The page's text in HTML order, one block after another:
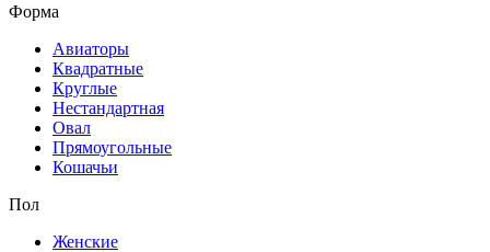
Форма
Авиаторы
Квадратные
Круглые
Нестандартная
Овал
Прямоугольные
Кошачьи
Пол
Женские